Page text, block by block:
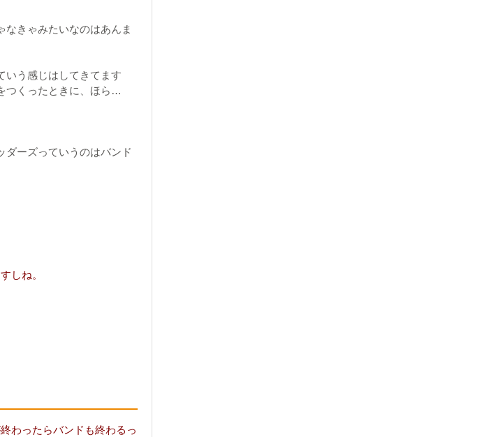
なきゃみたいなのはあんま
いう感じはしてきてます
つくったときに、ほら…
ダーズっていうのはバンド
しね。
わったらバンドも終わるっ